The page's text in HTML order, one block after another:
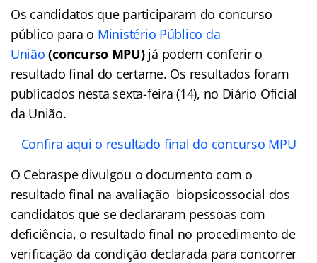
Os candidatos que participaram do concurso
público para o Ministério Público da
União (concurso MPU) já podem conferir o
resultado final do certame. Os resultados foram
publicados nesta sexta-feira (14), no Diário Oficial
da União.
Confira aqui o resultado final do concurso MPU
O Cebraspe divulgou o documento com o
resultado final na avaliação biopsicossocial dos
candidatos que se declararam pessoas com
deficiência, o resultado final no procedimento de
verificação da condição declarada para concorrer